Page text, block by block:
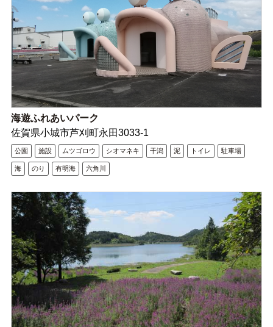
海遊ふれあいパーク
佐賀県小城市芦刈町永田3033-1
公園 施設 ムツゴロウ シオマネキ 干潟 泥 トイレ 駐車場
海 のり 有明海 六角川